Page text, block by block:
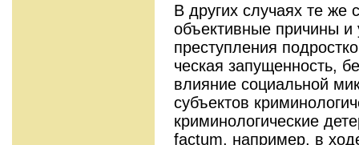
В других случаях те же
объективные причины
преступления
ческая запущенность,
влияние социальной
субъектов
криминологические
factum, на­пример, в